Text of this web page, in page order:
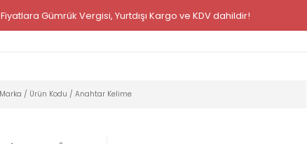
Fiyatlara Gümrük Vergisi, Yurtdışı Kargo ve KDV dahildir!